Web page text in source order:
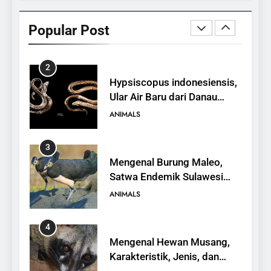
Popular Post
Ular Air Baru dari Danau
3
Mengenal Burung Maleo,
Satwa Endemik Sulawesi
yang Terancam Punah
ANIMALS
4
Mengenal Hewan Musang,
Karakteristik, Jenis, dan
Peran dalam Ekosistem
ANIMALS
5
Komodo Dragon, Kadal
Raksasa yang Ikonik dari